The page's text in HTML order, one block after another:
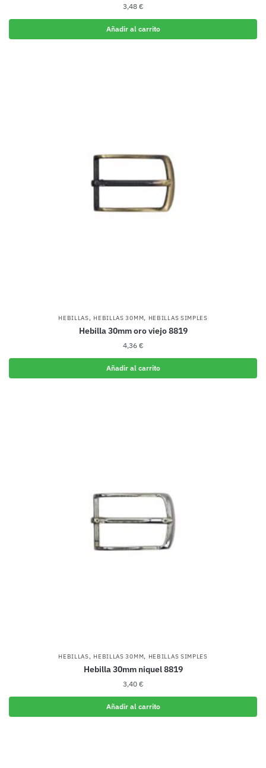
3,48 €
Añadir al carrito
HEBILLAS, HEBILLAS 30MM, HEBILLAS SIMPLES
Hebilla 30mm oro viejo 8819
4,36 €
Añadir al carrito
HEBILLAS, HEBILLAS 30MM, HEBILLAS SIMPLES
Hebilla 30mm niquel 8819
3,40 €
Añadir al carrito